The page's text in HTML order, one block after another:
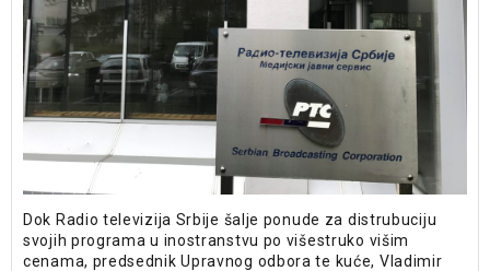
Dok Radio televizija Srbije šalje ponude za distrubuciju
svojih programa u inostranstvu po višestruko višim
cenama, predsednik Upravnog odbora te kuće, Vladimir